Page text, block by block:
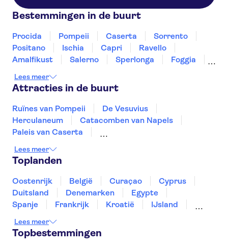
Bestemmingen in de buurt
Procida Pompeii Caserta
Sorrento
Positano
Ischia Capri
Ravello
Amalfikust
Salerno Sperlonga
Foggia
Lees meer
Attracties in de buurt
Ruïnes van Pompeii
De Vesuvius
Herculaneum
Catacomben van Napels
Paleis van Caserta
Vliegveld Rome-Fiumicino
Vaticaanse Musea
Sint-Pietersbasiliek
Sixtijnse Kapel
Pantheon
De Etna Amalfikust
Lees meer
Toplanden
Oostenrijk België Curaçao
Cyprus
Duitsland
Denemarken
Egypte
Spanje
Frankrijk Kroatië
IJsland
Noorwegen
Portugal
Thailand
Tunesië
Lees meer
Topbestemmingen